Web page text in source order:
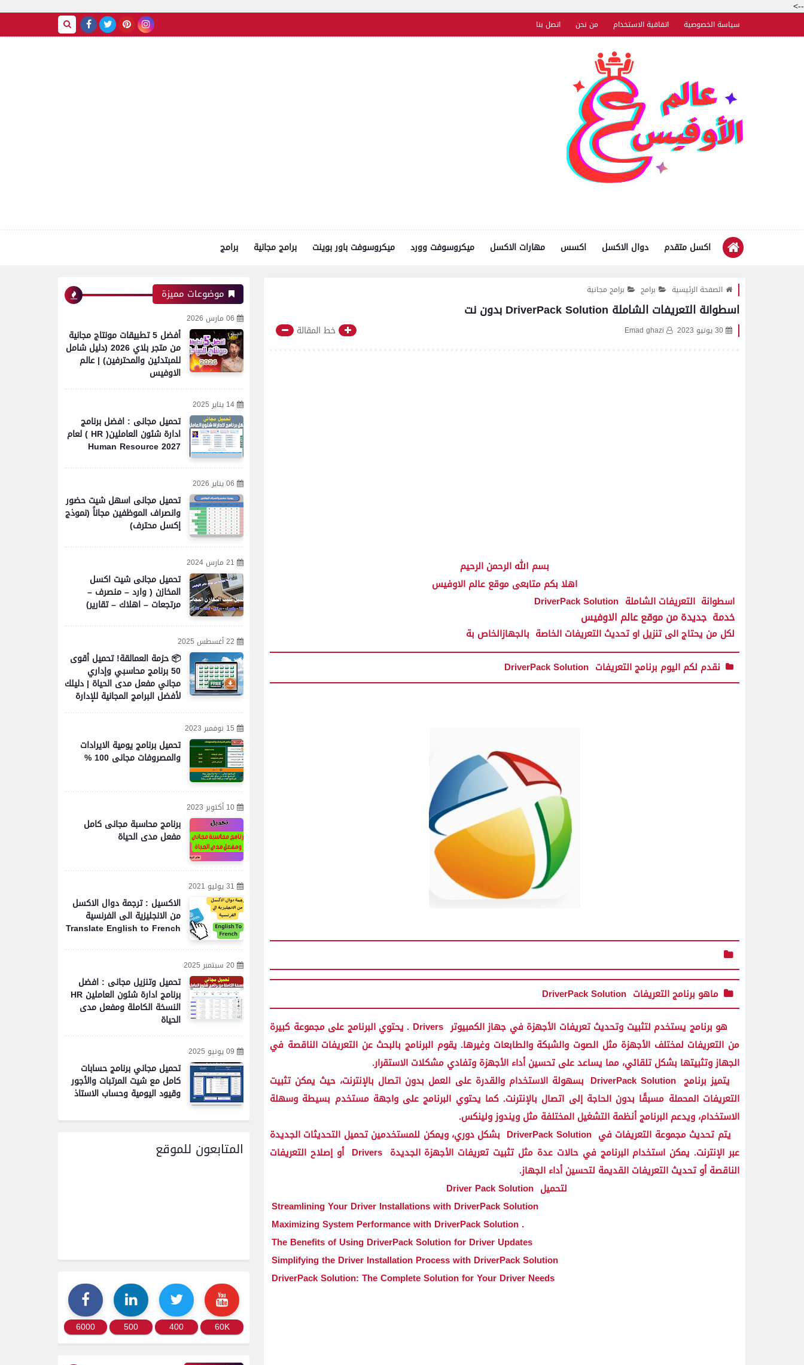
-->
سياسة الخصوصية اتفاقية الاستخدام من نحن اتصل بنا
اكسل متقدم دوال الاكسل اكسس مهارات الاكسل ميكروسوفت وورد ميكروسوفت باور بوينت برامج مجانية برامج
الصفحة الرئيسية برامج برامج مجانية
اسطوانة التعريفات الشاملة DriverPack Solution بدون نت
30 يونيو 2023 Emad ghazi خط المقالة
بسم الله الرحمن الرحيم
اهلا بكم متابعى موقع عالم الاوفيس
اسطوانة التعريفات الشاملة DriverPack Solution
نقدم لكم اليوم برنامج التعريفات DriverPack Solution
ماهو برنامج التعريفات DriverPack Solution
هو برنامج يستخدم لتثبيت وتحديث تعريفات الأجهزة في جهاز الكمبيوتر Drivers . يحتوي البرنامج على مجموعة كبيرة
من التعريفات لمختلف الأجهزة مثل الصوت والشبكة والطابعات وغيرها. يقوم البرنامج بالبحث عن التعريفات الناقصة في
الجهاز وتثبيتها بشكل تلقائي، مما يساعد على تحسين أداء الأجهزة وتفادي مشكلات الاستقرار.
يتميز برنامج DriverPack Solution بسهولة الاستخدام والقدرة على العمل بدون اتصال بالإنترنت، حيث يمكن تثبيت
التعريفات المحملة مسبقًا بدون الحاجة إلى اتصال بالإنترنت. كما يحتوي البرنامج على واجهة مستخدم بسيطة وسهلة
الاستخدام، ويدعم البرنامج أنظمة التشغيل المختلفة مثل ويندوز ولينكس.
يتم تحديث مجموعة التعريفات في DriverPack Solution بشكل دوري، ويمكن للمستخدمين تحميل التحديثات الجديدة
عبر الإنترنت. يمكن استخدام البرنامج في حالات عدة مثل تثبيت تعريفات الأجهزة الجديدة Drivers أو إصلاح التعريفات
الناقصة أو تحديث التعريفات القديمة لتحسين أداء الجهاز.
لتحميل Driver Pack Solution
Streamlining Your Driver Installations with DriverPack Solution
. Maximizing System Performance with DriverPack Solution
The Benefits of Using DriverPack Solution for Driver Updates
موضوعات مميزة
06 مارس 2026
أفضل 5 تطبيقات مونتاج مجانية
من متجر بلاي 2026 (دليل شامل
للمبتدئين والمحترفين) | عالم
الاوفيس
14 يناير 2025
تحميل مجانى : افضل برنامج
ادارة شئون العاملين( HR ) لعام
2027 Human Resource
06 يناير 2026
تحميل مجانى اسهل شيت حضور
وانصراف الموظفين مجاناً (نموذج
إكسل محترف)
21 مارس 2024
تحميل مجانى شيت اكسل
المخازن ( وارد – منصرف –
مرتجعات – اهلاك – تقارير)
22 أغسطس 2025
📦 حزمة العمالقة! تحميل أقوى
50 برنامج محاسبي وإداري
مجاني مفعل مدى الحياة | دليلك
لأفضل البرامج المجانية للإدارة
15 نوفمبر 2023
تحميل برنامج يومية الايرادات
والمصروفات مجانى 100 %
10 أكتوبر 2023
برنامج محاسبة مجانى كامل
مفعل مدى الحياة
31 يوليو 2021
الاكسيل : ترجمة دوال الاكسل
من الانجليزية الى الفرنسية
Translate English to French
20 سبتمبر 2025
تحميل وتنزيل مجانى : افضل
برنامج ادارة شئون العاملين HR
النسخة الكاملة ومفعل مدى
الحياة
09 يونيو 2025
تحميل مجاني برنامج حسابات
كامل مع شيت المرتبات والأجور
وقيود اليومية وحساب الاستاذ
المتابعون للموقع
60K
400
500
6000